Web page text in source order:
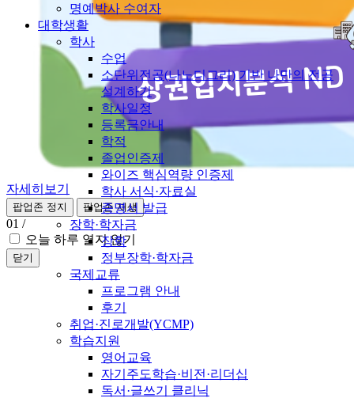
자세히보기
팝업존 정지 팝업존 재생
01 /
오늘 하루 열지 않기
닫기
명예박사 수여자
대학생활
학사
수업
소단위전공(나노디그리) 기반 나만의 전공
설계하기
학사일정
등록금안내
학적
졸업인증제
와이즈 핵심역량 인증제
학사 서식·자료실
증명서 발급
장학·학자금
장학
정부장학·학자금
국제교류
프로그램 안내
후기
취업·진로개발(YCMP)
학습지원
영어교육
자기주도학습·비전·리더십
독서·글쓰기 클리닉